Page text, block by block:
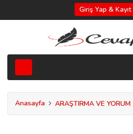
Giriş Yap &
Anasayfa ARAŞTIRMA VE YORUM